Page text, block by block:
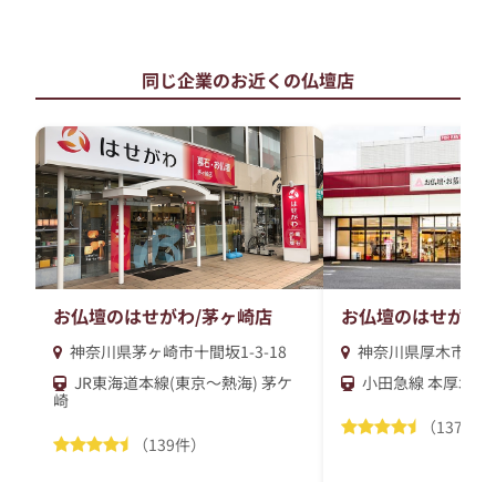
同じ企業のお近くの仏壇店
お仏壇のはせがわ/茅ヶ崎店
神奈川県茅ヶ崎市十間坂1-3-18
JR東海道本線(東京～熱海) 茅ケ
崎
（139件）
お仏壇のはせがわ/
神奈川県厚木市妻
小田急線 本厚木
（137件）